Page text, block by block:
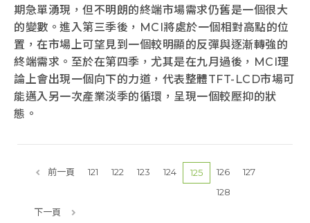
期急單湧現，但不明朗的終端市場需求仍舊是一個很大
的變數。進入第三季後，MCI將處於一個相對高點的位
置，在市場上可望見到一個較明顯的反彈與逐漸轉強的
終端需求。至於在第四季，尤其是在九月過後，MCI理
論上會出現一個向下的力道，代表整體TFT-LCD市場可
能邁入另一次產業淡季的循環，呈現一個較壓抑的狀
態。
前一頁 121 122 123 124 125 126
127
128
下一頁